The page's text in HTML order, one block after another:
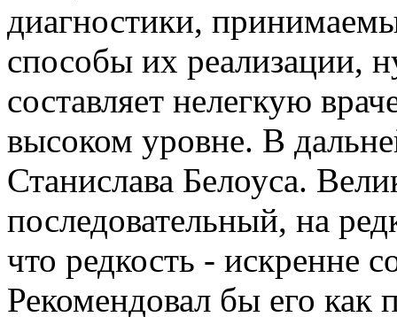
диагностики,
способы их реализации,
составляет нелегкую
высоком уровне. В
Станислава Белоуса.
последовательный, на
что редкость - искренне
Рекомендовал бы его как